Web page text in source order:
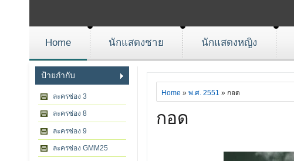
Home นักแสดงชาย นักแสดงหญิง
ป้ายกำกับ
ละครช่อง 3
ละครช่อง 8
ละครช่อง 9
ละครช่อง GMM25
Home » พ.ศ. 2551 » กอด
กอด